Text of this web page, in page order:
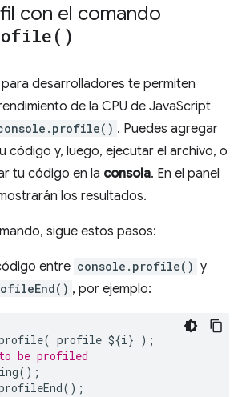
con el comando
)
desarrolladores te permiten
de la CPU de JavaScript
. Puedes agregar
código y, luego, ejecutar el archivo, o
tu código en la consola. En el panel
los resultados.
sigue estos pasos:
entre console.profile() y
, por ejemplo:
( profile ${i} );
be profiled
();
();